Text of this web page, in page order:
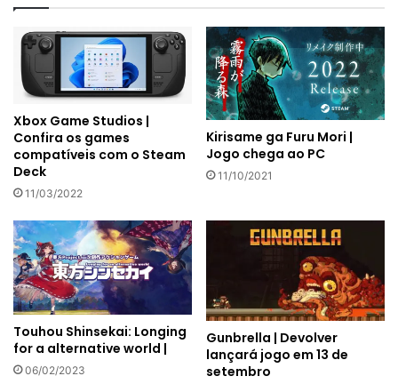
Xbox Game Studios |
Confira os games
compatíveis com o Steam
Deck
11/03/2022
Kirisame ga Furu Mori |
Jogo chega ao PC
11/10/2021
Touhou Shinsekai: Longing
for a alternative world |
06/02/2023
Gunbrella | Devolver
lançará jogo em 13 de
setembro